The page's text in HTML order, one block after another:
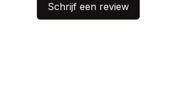
Schrijf een review